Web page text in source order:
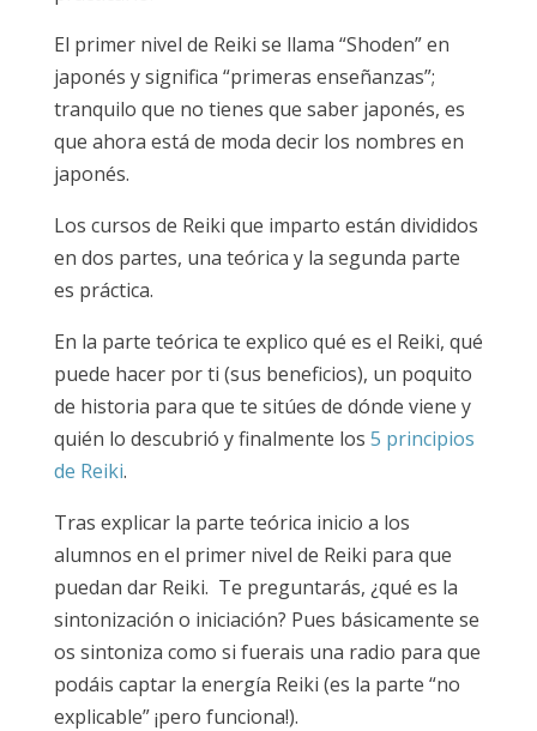
El primer nivel de Reiki se llama “Shoden” en
japonés y significa “primeras enseñanzas”;
tranquilo que no tienes que saber japonés, es
que ahora está de moda decir los nombres en
japonés.
Los cursos de Reiki que imparto están divididos
en dos partes, una teórica y la segunda parte
es práctica.
En la parte teórica te explico qué es el Reiki, qué
puede hacer por ti (sus beneficios), un poquito
de historia para que te sitúes de dónde viene y
quién lo descubrió y finalmente los 5 principios
de Reiki.
Tras explicar la parte teórica inicio a los
alumnos en el primer nivel de Reiki para que
puedan dar Reiki. Te preguntarás, ¿qué es la
sintonización o iniciación? Pues básicamente se
os sintoniza como si fuerais una radio para que
podáis captar la energía Reiki (es la parte “no
explicable” ¡pero funciona!).